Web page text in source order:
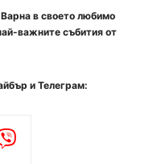
в своето любимо
важните събития от
и Телеграм: